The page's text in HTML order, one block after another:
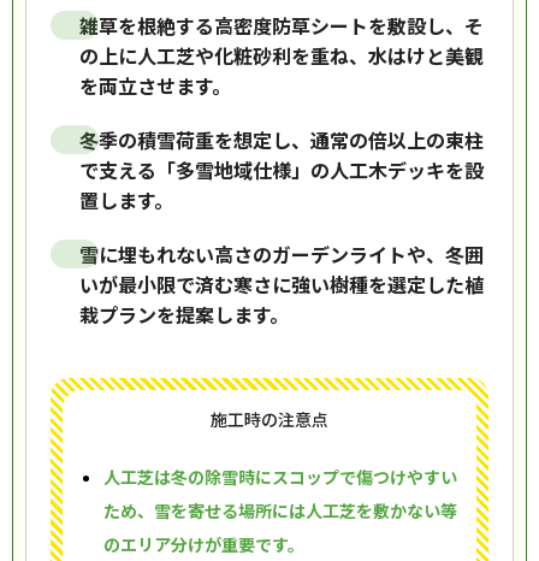
雑草を根絶する高密度防草シートを敷設し、そ
の上に人工芝や化粧砂利を重ね、水はけと美観
を両立させます。
冬季の積雪荷重を想定し、通常の倍以上の束柱
で支える「多雪地域仕様」の人工木デッキを設
置します。
雪に埋もれない高さのガーデンライトや、冬囲
いが最小限で済む寒さに強い樹種を選定した植
栽プランを提案します。
施工時の注意点
人工芝は冬の除雪時にスコップで傷つけやすい
ため、雪を寄せる場所には人工芝を敷かない等
のエリア分けが重要です。